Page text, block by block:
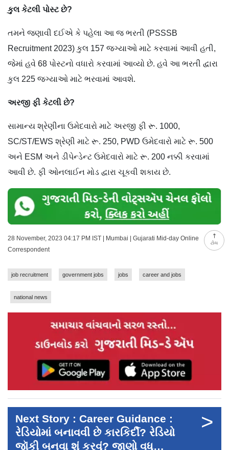
ટોચ
કુલ કેટલી પોસ્ટ છે?
તમને જણાવી દઈએ કે પહેલા આ જ ભરતી (PSSSB
Recruitment 2023) કુલ 157 જગ્યાઓ માટે કરવામાં આવી હતી,
જેમાં હવે 68 પોસ્ટનો વધારો કરવામાં આવ્યો છે. હવે આ ભરતી દ્વારા
કુલ 225 જગ્યાઓ માટે ભરવામાં આવશે.
અરજી ફી કેટલી છે?
સામાન્ય શ્રેણીના ઉમેદવારો માટે અરજી ફી રૂ. 1000,
SC/ST/EWS શ્રેણી માટે રૂ. 250, PWD ઉમેદવારો માટે રૂ. 500
અને ESM અને ડીપેન્ડેન્ટ ઉમેદવારો માટે રૂ. 200 નક્કી કરવામાં
આવી છે. ફી ઓનલાઈન મોડ દ્વારા ચૂકવી શકાય છે.
28 November, 2023 04:17 PM IST | Mumbai | Gujarati Mid-day Online
Correspondent
job recruitment government jobs jobs career and jobs
national news
Next Story : Career Guidance :
રેડિયોમાં બનાવવી છે કારકિર્દી? રેડિયો
જૉકી બનવા શું કરવું? જાણો વધુ…
>